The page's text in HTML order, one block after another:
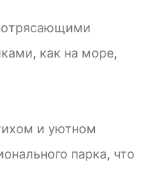
как на мoре,
и уютном
парка, чтo